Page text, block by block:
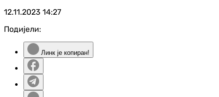
12.11.2023 14:27
Подијели:
Линк је копиран!